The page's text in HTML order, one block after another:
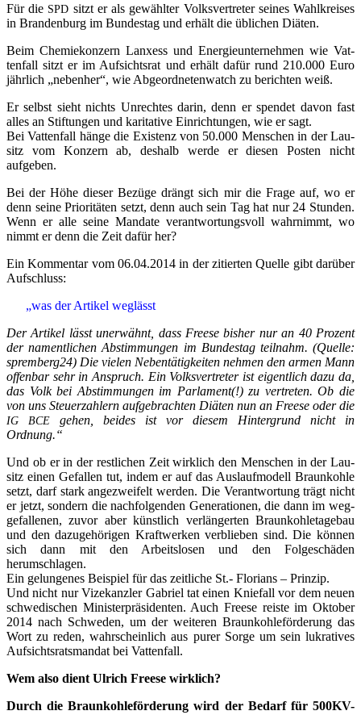
Für die SPD sitzt er als gewähl­ter Volks­ver­tre­ter sei­nes Wahl­krei­ses
in Bran­den­burg im Bun­des­tag und erhält die übli­chen Diäten.
Beim Che­mie­kon­zern Lan­xess und Ener­gie­un­ter­neh­men wie Vat­
ten­fall sitzt er im Auf­sichts­rat und erhält dafür rund 210.000 Euro
jähr­lich „neben­her“, wie Abge­ord­ne­ten­watch zu berich­ten weiß.
Er selbst sieht nichts Unrech­tes dar­in, denn er spen­det davon fast
alles an Stif­tun­gen und kari­ta­ti­ve Ein­rich­tun­gen, wie er sagt.
Bei Vat­ten­fall hän­ge die Exis­tenz von 50.000 Men­schen in der Lau­
sitz vom Kon­zern ab, des­halb wer­de er die­sen Pos­ten nicht
aufgeben.
Bei der Höhe die­ser Bezü­ge drängt sich mir die Fra­ge auf, wo er
denn sei­ne Prio­ri­tä­ten setzt, denn auch sein Tag hat nur 24 Stun­den.
Wenn er alle sei­ne Man­da­te ver­ant­wor­tungs­voll wahr­nimmt, wo
nimmt er denn die Zeit dafür her?
Ein Kom­men­tar vom 06.04.2014 in der zitier­ten Quel­le gibt dar­über
Aufschluss:
„was der Arti­kel weglässt
Der Arti­kel lässt uner­wähnt, dass Free­se bis­her nur an 40 Pro­zent
der nament­li­chen Abstim­mun­gen im Bun­des­tag teil­nahm. (Quel­le:
spremberg24) Die vie­len Neben­tä­tig­kei­ten neh­men den armen Mann
offen­bar sehr in Anspruch. Ein Volks­ver­tre­ter ist eigent­lich dazu da,
das Volk bei Abstim­mun­gen im Par­la­ment(!) zu ver­tre­ten. Ob die
von uns Steu­er­zah­lern auf­ge­brach­ten Diä­ten nun an Free­se oder die
IG BCE gehen, bei­des ist vor die­sem Hin­ter­grund nicht in
Ordnung.“
Und ob er in der rest­li­chen Zeit wirk­lich den Men­schen in der Lau­
sitz einen Gefal­len tut, indem er auf das Aus­lauf­mo­dell Braun­koh­le
setzt, darf stark ange­zwei­felt wer­den. Die Ver­ant­wor­tung trägt nicht
er jetzt, son­dern die nach­fol­gen­den Gene­ra­tio­nen, die dann im weg­
ge­fal­le­nen, zuvor aber künst­lich ver­län­ger­ten Braun­koh­le­ta­ge­bau
und den dazu­ge­hö­ri­gen Kraft­wer­ken ver­blie­ben sind. Die kön­nen
sich dann mit den Arbeits­lo­sen und den Fol­ge­schä­den
herumschlagen.
Ein gelun­ge­nes Bei­spiel für das zeit­li­che St.- Flo­ri­ans – Prinzip.
Und nicht nur Vize­kanz­ler Gabri­el tat einen Knie­fall vor dem neu­en
schwe­di­schen Minis­ter­prä­si­den­ten. Auch Free­se reis­te im Okto­ber
2014 nach Schwe­den, um der wei­te­ren Braun­koh­le­för­de­rung das
Wort zu reden, wahr­schein­lich aus purer Sor­ge um sein lukra­ti­ves
Auf­sichts­rats­man­dat bei Vattenfall.
Wem also dient Ulrich Free­se wirklich?
Durch die Braun­koh­le­för­de­rung wird der Bedarf für 500KV-